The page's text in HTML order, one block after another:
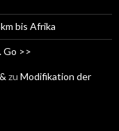
bis Afrika
Go >>
zu Modifikation der